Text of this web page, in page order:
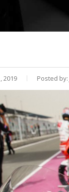
2019 Posted by: